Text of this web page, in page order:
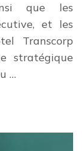
que les
et les
Transcorp
stratégique
…